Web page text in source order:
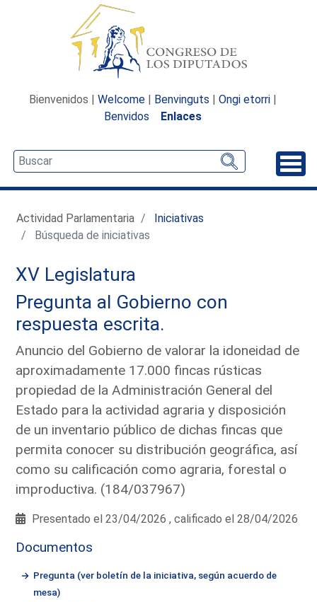
Bienvenidos | Welcome | Benvinguts | Ongi etorri |
Benvidos
Enlaces
Actividad Parlamentaria
Iniciativas
Búsqueda de iniciativas
XV Legislatura
Pregunta al Gobierno con
respuesta escrita.
Anuncio del Gobierno de valorar la idoneidad de
aproximadamente 17.000 fincas rústicas
propiedad de la Administración General del
Estado para la actividad agraria y disposición
de un inventario público de dichas fincas que
permita conocer su distribución geográfica, así
como su calificación como agraria, forestal o
improductiva. (184/037967)
Presentado el 23/04/2026 , calificado el 28/04/2026
Documentos
Pregunta (ver boletín de la iniciativa, según acuerdo de
mesa)